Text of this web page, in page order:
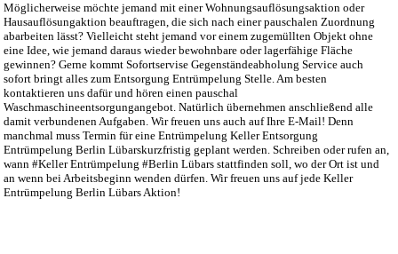
Möglicherweise möchte jemand mit einer Wohnungsauflösungsaktion oder
Hausauflösungaktion beauftragen, die sich nach einer pauschalen Zuordnung
abarbeiten lässt? Vielleicht steht jemand vor einem zugemüllten Objekt ohne
eine Idee, wie jemand daraus wieder bewohnbare oder lagerfähige Fläche
gewinnen? Gerne kommt Sofortservise Gegenständeabholung Service auch
sofort bringt alles zum Entsorgung Entrümpelung Stelle. Am besten
kontaktieren uns dafür und hören einen pauschal
Waschmaschineentsorgungangebot. Natürlich übernehmen anschließend alle
damit verbundenen Aufgaben. Wir freuen uns auch auf Ihre E-Mail! Denn
manchmal muss Termin für eine Entrümpelung Keller Entsorgung
Entrümpelung Berlin Lübarskurzfristig geplant werden. Schreiben oder rufen an,
wann #Keller Entrümpelung #Berlin Lübars stattfinden soll, wo der Ort ist und
an wenn bei Arbeitsbeginn wenden dürfen. Wir freuen uns auf jede Keller
Entrümpelung Berlin Lübars Aktion!